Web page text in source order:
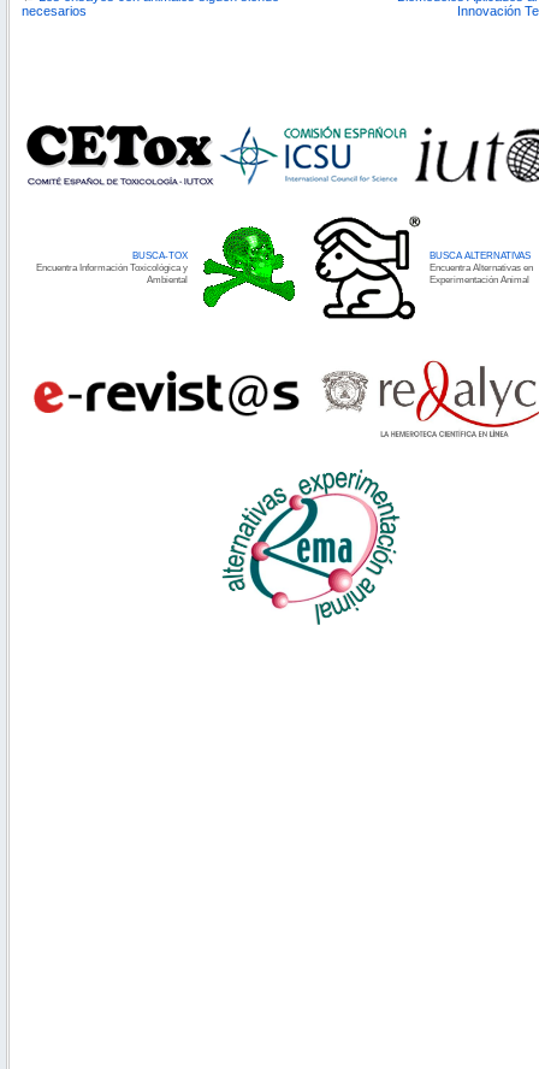
necesarios
Innovación
BUSCA-TOX
Encuentra Información Toxicológica y
Ambiental
BUSCA ALTERNATIVAS
Encuentra Alternativas en
Experimentación Animal